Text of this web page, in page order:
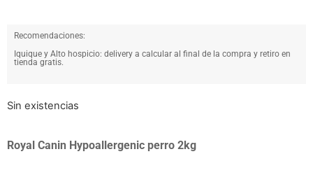
Recomendaciones:
Iquique y Alto hospicio: delivery a calcular al final de la compra y retiro en
tienda gratis.
Sin existencias
Royal Canin Hypoallergenic perro 2kg